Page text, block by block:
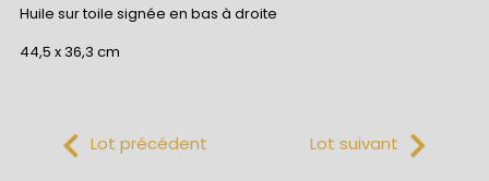
Huile sur toile signée en bas à droite
44,5 x 36,3 cm
Lot précédent Lot suivant